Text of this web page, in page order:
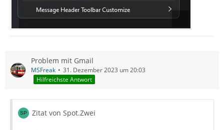
Problem mit Gmail
MSFreak
31. Dezember 2023 um 20:03
Hilfreichste Antwort
Zitat von Spot.Zwei